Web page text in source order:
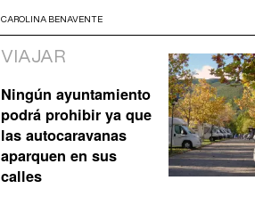
CAROLINA BENAVENTE
VIAJAR
Ningún ayuntamiento
podrá prohibir ya que
las autocaravanas
aparquen en sus
calles